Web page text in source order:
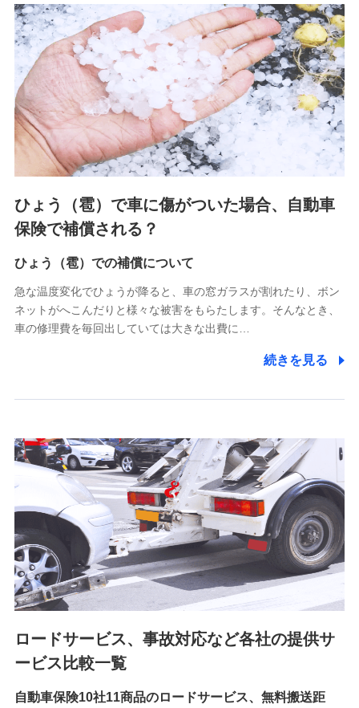
た維持管理等の委託業務遂行のため、またそれらに付帯、関
連する当社および提携会社のサービスを案内、提供するため
（なお、当社は複数の保険会社と取引があり、取得した個人
情報を取引のある他の保険会社の商品・サービスをご提案す
るために利用させていただくことがあります。）
上記に係る連絡・手続き・管理等付帯業務を行うため
3.セミナー募集サイトから取得した個人情報
各種セミナーの案内、開催のため
上記に係る連絡・手続き・管理等付帯業務を行うため
4.家族・友達紹介にて取得した個人情報
被紹介者への連絡、及び当社と取引のあるもしくは委託を受
けている保険会社・提携会社の保険その他に関する情報を提
供し、金融商品等の契約を勧奨するため
アンケートやキャンペーン等の実施のため
上記に係る連絡・手続き・管理等付帯業務を行うため
5.通話録音にて取得する情報
7.社員（従業者）の個人情報
人事･勤怠･健康・労務等の管理、給与支給、福利厚生・採用
退職関連処理等の各種手続きのため、当社と従業員または従
業員同士の連絡のため
8.取引先個人情報
取引先としての選定業務、営業情報の提供業務、契約締結手
続き業務、取引管理業務、およびこれらに準ずる業務の遂行
のため
9.お問い合わせ情報
各種お問い合わせに対応するため
10.受託業務の 個人情報
ひょう（雹）で車に傷がついた場合、自動車
保険で補償される？
ひょう（雹）での補償について
急な温度変化でひょうが降ると、車の窓ガラスが割れたり、ボン
ネットがへこんだりと様々な被害をもらたします。そんなとき、
車の修理費を毎回出していては大きな出費に…
続きを見る
ロードサービス、事故対応など各社の提供サ
ービス比較一覧
自動車保険10社11商品のロードサービス、無料搬送距